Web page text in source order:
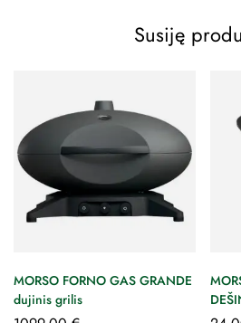
Susiję
MORSO FORNO GAS GRANDE
dujinis grilis